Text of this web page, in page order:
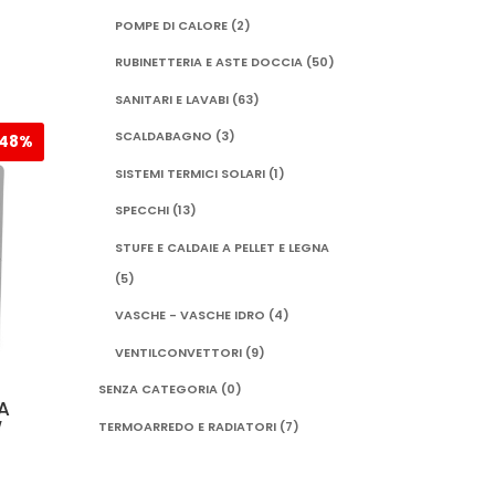
48%
POMPE DI CALORE (2)
RUBINETTERIA E ASTE DOCCIA (50)
SANITARI E LAVABI (63)
SCALDABAGNO (3)
SISTEMI TERMICI SOLARI (1)
SPECCHI (13)
STUFE E CALDAIE A PELLET E LEGNA
(5)
VASCHE - VASCHE IDRO (4)
VENTILCONVETTORI (9)
SENZA CATEGORIA (0)
TERMOARREDO E RADIATORI (7)